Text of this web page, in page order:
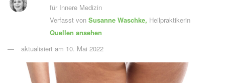
für Innere Medizin
Verfasst von Susanne Waschke, Heilpraktikerin
Quellen ansehen
aktualisiert am 10. Mai 2022